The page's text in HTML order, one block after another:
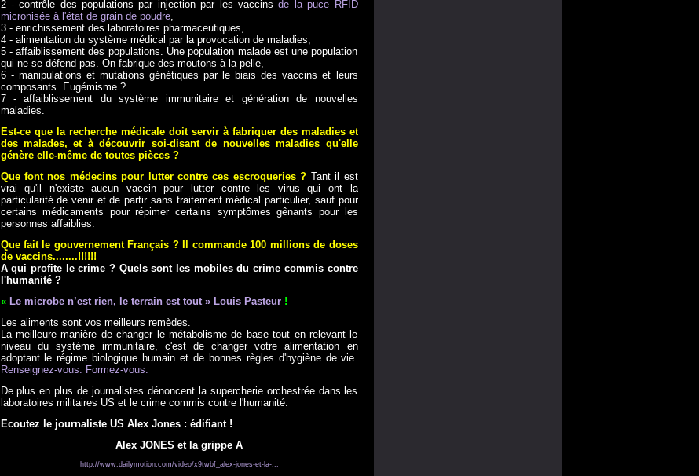
2 - contrôle des populations par injection par les vaccinsde la puce RFID
micronisée à l'état de grain de poudre,
3 - enrichissement des laboratoires pharmaceutiques,
4 - alimentation du système médical par la provocation de maladies,
5 - affaiblissement des populations. Une population malade est une population
qui ne se défend pas. On fabrique des moutons à la pelle,
6 - manipulations et mutations génétiques par le biais des vaccins et leurs
composants. Eugémisme ?
7 - affaiblissement du système immunitaire et génération de nouvelles
maladies.
Est-ce que la recherche médicale doit servir à fabriquer des maladies et
des malades, et à découvrir soi-disant de nouvelles maladies qu'elle
génère elle-même de toutes pièces ?
Que font nos médecins pour lutter contre ces escroqueries ? Tant il est
vrai qu'il n'existe aucun vaccin pour lutter contre les virus qui ont la
particularité de venir et de partir sans traitement médical particulier, sauf pour
certains médicaments pour répimer certains symptômes gênants pour les
personnes affaiblies.
Que fait le gouvernement Français ? Il commande 100 millions de doses
de vaccins........!!!!!!
A qui profite le crime ? Quels sont les mobiles du crime commis contre
l'humanité ?
« Le microbe n’est rien, le terrain est tout » Louis Pasteur!
Les aliments sont vos meilleurs remèdes.
La meilleure manière de changer le métabolisme de base tout en relevant le
niveau du système immunitaire, c'est de changer votre alimentation en
adoptant le régime biologique humain et de bonnes règles d'hygiène de vie.
Renseignez-vous. Formez-vous.
De plus en plus de journalistes dénoncent la supercherie orchestrée dans les
laboratoires militaires US et le crime commis contre l'humanité.
Ecoutez le journaliste US Alex Jones : édifiant !
Alex JONES et la grippe A
http://www.dailymotion.com/video/x9twbf_alex-jones-et-la-...